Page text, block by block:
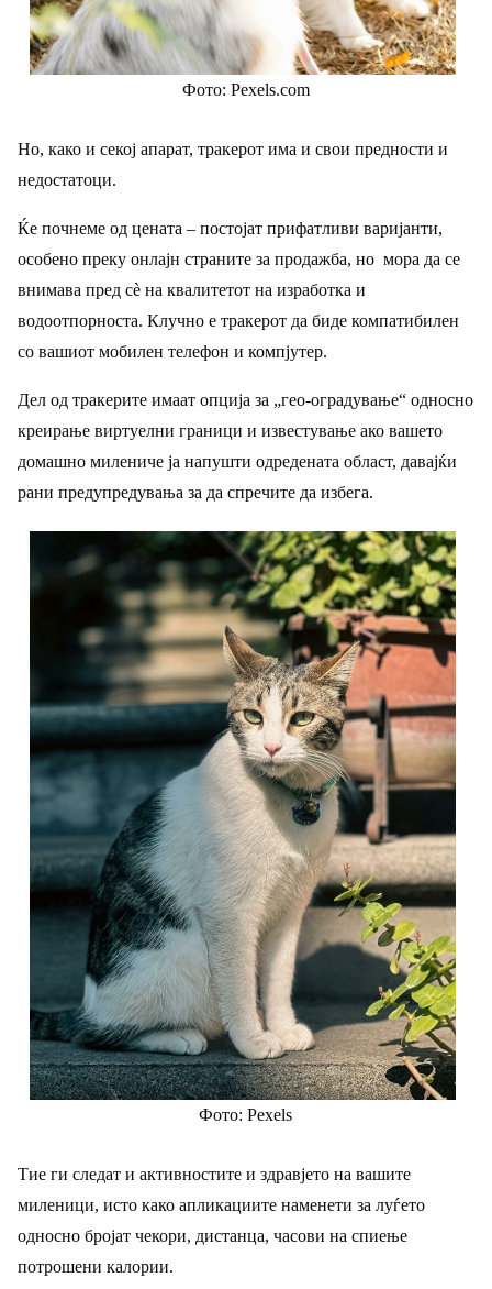
Фото: Pexels.com
Но, како и секој апарат, тракерот има и свои предности и
недостатоци.
Ќе почнеме од цената – постојат прифатливи варијанти,
особено преку онлајн страните за продажба, но мора да се
внимава пред сѐ на квалитетот на изработка и
водоотпорноста. Клучно е тракерот да биде компатибилен
со вашиот мобилен телефон и компјутер.
Дел од тракерите имаат опција за „гео-оградување“ односно
креирање виртуелни граници и известување ако вашето
домашно милениче ја напушти одредената област, давајќи
рани предупредувања за да спречите да избега.
Фото: Pexels
Тие ги следат и активностите и здравјето на вашите
миленици, исто како апликациите наменети за луѓето
односно бројат чекори, дистанца, часови на спиење
потрошени калории.